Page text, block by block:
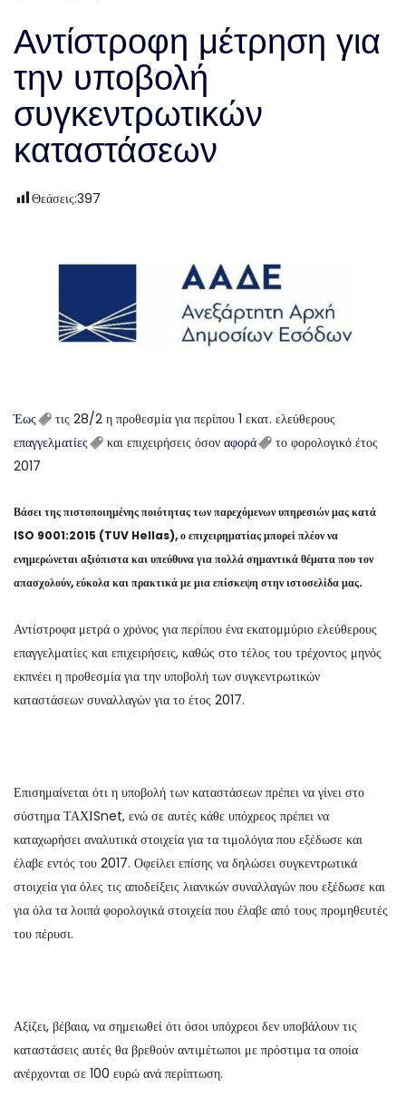
Αντίστροφη μέτρηση για
την υποβολή
συγκεντρωτικών
καταστάσεων
Θεάσεις:397
Έως
τις 28/2 η προθεσμία για περίπου 1 εκατ. ελεύθερους
επαγγελματίες
και επιχειρήσεις όσον αφορά
το φορολογικό έτος
2017
Βάσει της πιστοποιημένης ποιότητας των παρεχόμενων υπηρεσιών μας κατά
ISO 9001:2015 (TUV Hellas), ο επιχειρηματίας μπορεί πλέον να
ενημερώνεται αξιόπιστα και υπεύθυνα για πολλά σημαντικά θέματα που τον
απασχολούν, εύκολα και πρακτικά με μια επίσκεψη στην ιστοσελίδα μας.
Αντίστροφα μετρά ο χρόνος για περίπου ένα εκατομμύριο ελεύθερους
επαγγελματίες και επιχειρήσεις, καθώς στο τέλος του τρέχοντος μηνός
εκπνέει η προθεσμία για την υποβολή των συγκεντρωτικών
καταστάσεων συναλλαγών για το έτος 2017.
Επισημαίνεται ότι η υποβολή των καταστάσεων πρέπει να γίνει στο
σύστημα ΤΑΧΙSnet, ενώ σε αυτές κάθε υπόχρεος πρέπει να
καταχωρήσει αναλυτικά στοιχεία για τα τιμολόγια που εξέδωσε και
έλαβε εντός του 2017. Οφείλει επίσης να δηλώσει συγκεντρωτικά
στοιχεία για όλες τις αποδείξεις λιανικών συναλλαγών που εξέδωσε και
για όλα τα λοιπά φορολογικά στοιχεία που έλαβε από τους προμηθευτές
του πέρυσι.
Αξίζει, βέβαια, να σημειωθεί ότι όσοι υπόχρεοι δεν υποβάλουν τις
καταστάσεις αυτές θα βρεθούν αντιμέτωποι με πρόστιμα τα οποία
ανέρχονται σε 100 ευρώ ανά περίπτωση.